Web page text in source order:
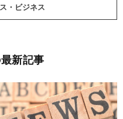
・ビジネス
新記事